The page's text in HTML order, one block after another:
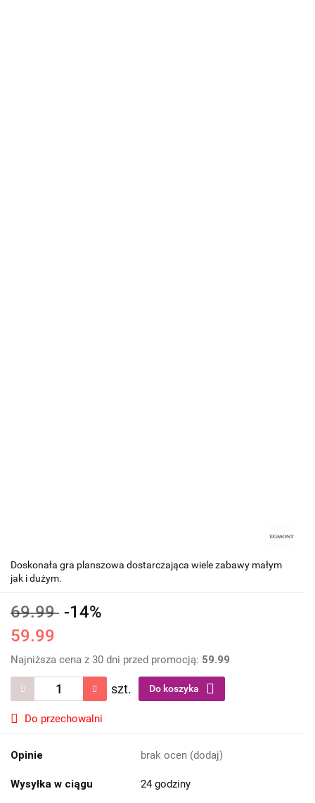
Doskonała gra planszowa dostarczająca wiele zabawy małym
jak i dużym.
69.99 -14%
59.99
Najniższa cena z 30 dni przed promocją: 59.99
szt. Do koszyka
Do przechowalni
Opinie brak ocen (dodaj)
Wysyłka w ciągu 24 godziny